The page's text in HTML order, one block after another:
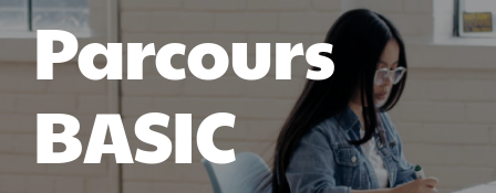
Parcours
BASIC